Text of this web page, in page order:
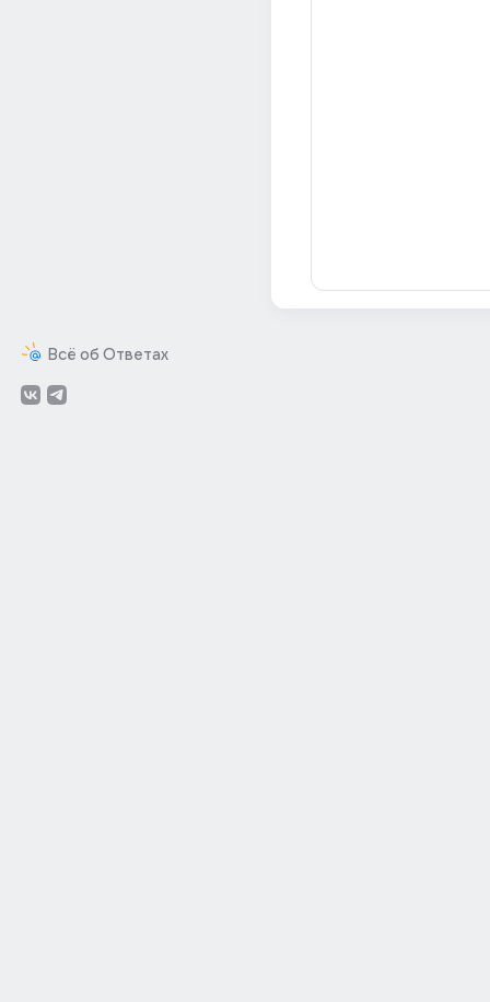
Всё об Ответах